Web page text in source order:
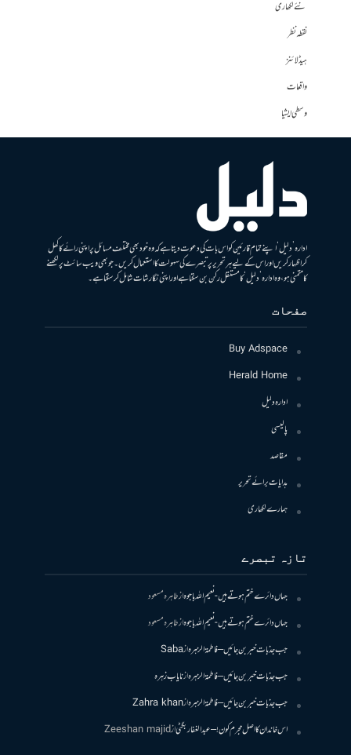
نئے لکھاری
نقطہ نظر
ہیڈلائنز
واقعات
وسطی ایشیا
ادارہ ’دلیل‘ اپنے تمام قارئین کو اس بات کی دعوت دیتا ہے کہ وہ خود بھی مختلف مسائل پر اپنی رائے کا کھل
کر اظہار کریں اور اس کے لیے ہر تحریر پر تبصرے کی سہولت کا استعمال کریں۔ جو بھی ویب سائٹ پر لکھنے
کا متمنی ہو، وہ ادارہ ’دلیل‘ کا مستقل رکن بن سکتا ہے اور اپنی نگارشات شامل کرسکتا ہے۔
صفحات
Buy Adspace
Herald Home
ادارہ دلیل
پالیسی
مقاصد
ہدایات برائے تحریر
ہمارے لکھاری
تازہ تبصرے
جہاں دائرے ختم ہوتے ہیں- نعیم اللہ باجوہازطاہرہ مسعود
جہاں دائرے ختم ہوتے ہیں- نعیم اللہ باجوہازطاہرہ مسعود
جب جذبات خبر بن جائیں – فاطمۃالزہرہازSaba
جب جذبات خبر بن جائیں – فاطمۃالزہرہازنایاب زہرہ
جب جذبات خبر بن جائیں – فاطمۃالزہرہازZahra khan
اس خاندان کا اصل مجرم کون! – عبدالغفار بگٹیازZeeshan majid